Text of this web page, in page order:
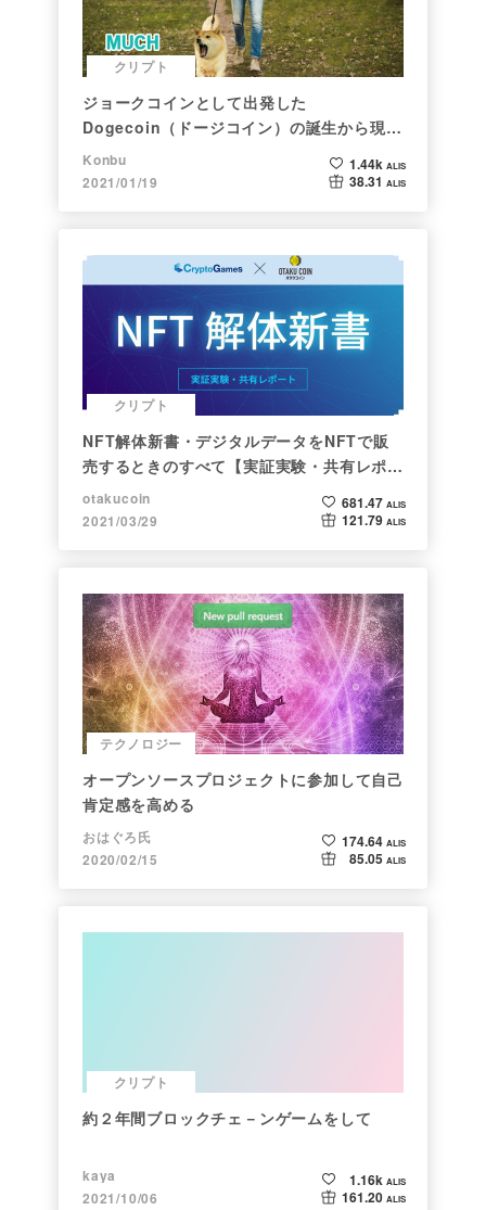
クリプト
ジョークコインとして出発した
Dogecoin（ドージコイン）の誕生から現在
まで。注目される非証券性🐶
Konbu
2021/01/19
1.44k ALIS
38.31 ALIS
クリプト
NFT解体新書・デジタルデータをNFTで販
売するときのすべて【実証実験・共有レポー
ト】
otakucoin
2021/03/29
681.47 ALIS
121.79 ALIS
テクノロジー
オープンソースプロジェクトに参加して自己
肯定感を高める
おはぐろ氏
2020/02/15
174.64 ALIS
85.05 ALIS
クリプト
約２年間ブロックチェ－ンゲームをして
kaya
2021/10/06
1.16k ALIS
161.20 ALIS